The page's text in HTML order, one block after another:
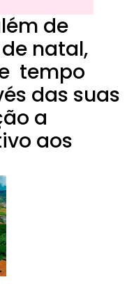
de
natal,
tempo
das suas
a
aos